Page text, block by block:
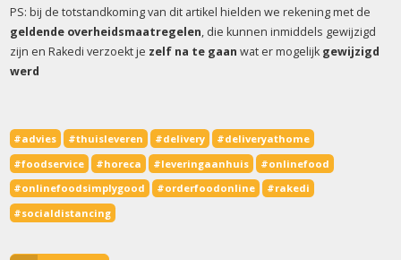
PS: bij de totstandkoming van dit artikel hielden we rekening met de
geldende overheidsmaatregelen, die kunnen inmiddels gewijzigd
zijn en Rakedi verzoekt je zelf na te gaan wat er mogelijk gewijzigd
werd
#advies #thuisleveren #delivery
#deliveryathome
#foodservice
#horeca #leveringaanhuis
#onlinefood
#onlinefoodsimplygood
#orderfoodonline
#rakedi
#socialdistancing